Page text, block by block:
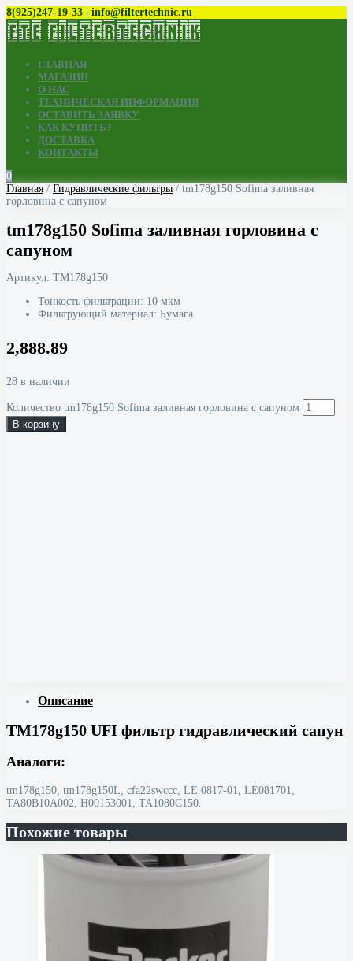
8(925)247-19-33 | info@filtertechnic.ru
ГЛАВНАЯ
МАГАЗИН
О НАС
ТЕХНИЧЕСКАЯ ИНФОРМАЦИЯ
ОСТАВИТЬ ЗАЯВКУ
КАК КУПИТЬ?
ДОСТАВКА
КОНТАКТЫ
0
Главная / Гидравлические фильтры / tm178g150 Sofima заливная
горловина с сапуном
tm178g150 Sofima заливная горловина с
сапуном
Артикул: TM178g150
Тонкость фильтрации: 10 мкм
Фильтрующий материал: Бумага
2,888.89
28 в наличии
Количество tm178g150 Sofima заливная горловина с сапуном
В корзину
Описание
TM178g150 UFI фильтр гидравлический сапун
Аналоги:
tm178g150, tm178g150L, cfa22swccc, LE.0817-01, LE081701,
TA80B10A002, H00153001, TA1080C150.
Похожие товары